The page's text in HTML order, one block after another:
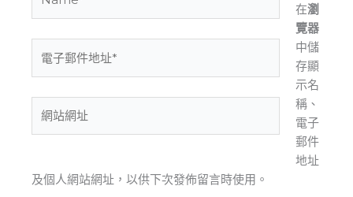
子
地
站
在瀏
覽器
中儲
存顯
示名
稱、
電子
郵件
地址
及個人網站網址，以供下次發佈留言時使用。